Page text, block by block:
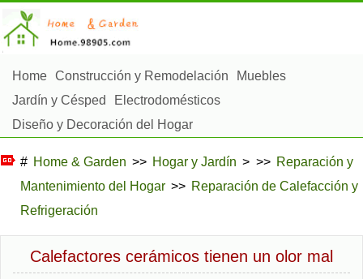
Home Construcción y Remodelación
Muebles
Jardín y Césped
Electrodomésticos
Diseño y Decoración del Hogar
Servicios de Limpieza
Paisajismo y Construcción Exterior
Plantas, Flores y Hierbas
# Home & Garden >> Hogar y Jardín > >> Reparación y
Mantenimiento del Hogar >> Reparación de Calefacción y
Refrigeración
Calefactores cerámicos tienen un olor mal